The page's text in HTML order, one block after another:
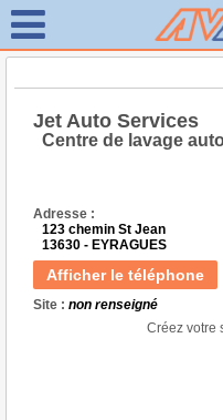
Jet Auto Services
Centre de lavage
Adresse :
123 chemin St Jean
13630 - EYRAGUES
Afficher le téléphone
Site : non renseigné
Créez votre